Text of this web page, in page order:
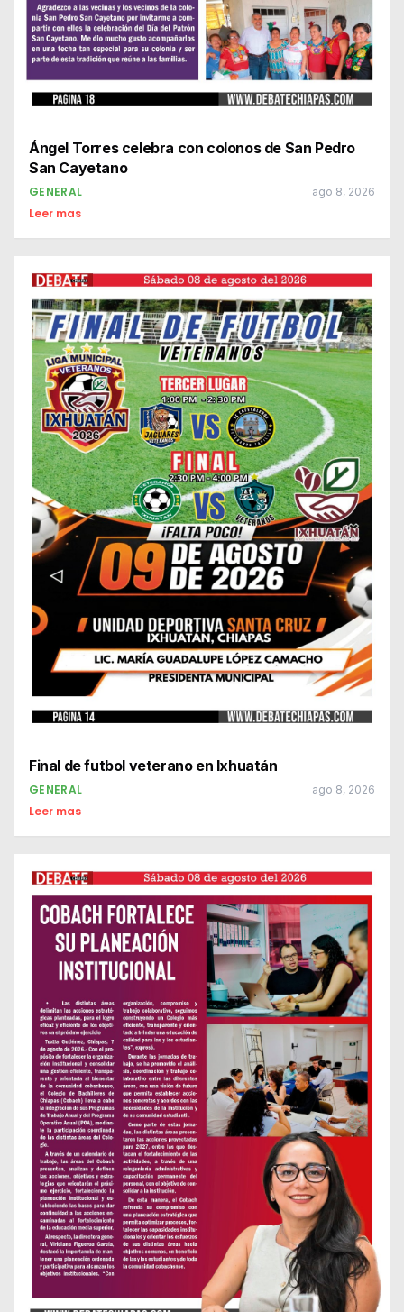
Ángel Torres celebra con colonos de San Pedro
San Cayetano
GENERAL ago 8, 2026
Leer mas
Final de futbol veterano en Ixhuatán
GENERAL ago 8, 2026
Leer mas